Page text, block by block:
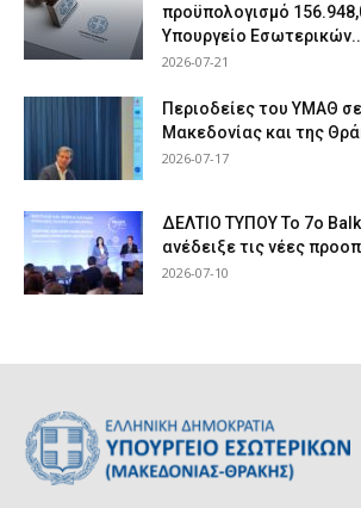
προϋπολογισμό
Υπουργείο
2026-07-21
Περιοδείες του ΥΜΑΘ
Μακεδονίας και της
2026-07-17
ΔΕΛΤΙΟ ΤΥΠΟΥ Το 7ο
ανέδειξε τις νέες
2026-07-10